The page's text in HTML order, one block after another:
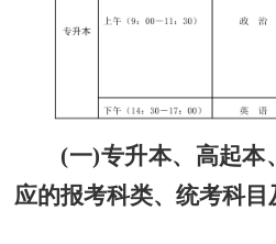
(一)专升本、高起本
应的报考科类、统考科目